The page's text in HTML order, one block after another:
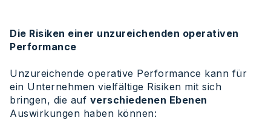
Die Risiken einer unzureichenden operativen
Performance
Unzureichende operative Performance kann für
ein Unternehmen vielfältige Risiken mit sich
bringen, die auf verschiedenen Ebenen
Auswirkungen haben können: